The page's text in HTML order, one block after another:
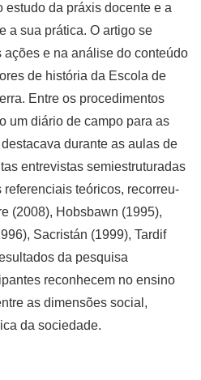
estudo da práxis docente e a
a sua prática. O artigo se
ações e na análise do conteúdo
de história da Escola de
Entre os procedimentos
um diário de campo para as
durante as aulas de
entrevistas semiestruturadas
teóricos, recorreu-
(2008), Hobsbawn (1995),
Sacristán (1999), Tardif
da pesquisa
reconhecem no ensino
as dimensões social,
da sociedade.